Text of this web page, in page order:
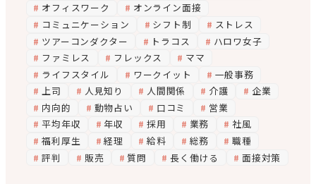
オフィスワーク
オンライン面接
コミュニケーション
シフト制
ストレス
ツアーコンダクター
トラコス
ハロワ女子
ファミレス
フレックス
ママ
ライフスタイル
ワークイット
一般事務
上司
人見知り 人間関係 介護
企業
内向的
動物占い 口コミ
営業
平均年収
年収 採用 業務
社風
福利厚生
経理 給料 総務
職種
評判
販売 質問 長く働ける 面接対策